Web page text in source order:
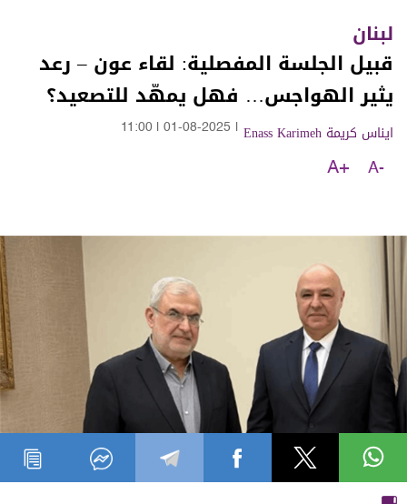
لبنان
قبيل الجلسة المفصلية: لقاء عون – رعد
يثير الهواجس… فهل يمهّد للتصعيد؟
ايناس كريمة Enass Karimeh 01-08-2025
11:00
A-
A+